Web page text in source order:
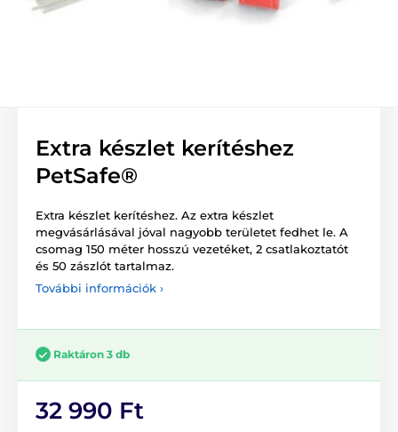
Extra készlet kerítéshez
PetSafe®
Extra készlet kerítéshez. Az extra készlet
megvásárlásával jóval nagyobb területet fedhet le. A
csomag 150 méter hosszú vezetéket, 2 csatlakoztatót
és 50 zászlót tartalmaz.
További információk ›
Raktáron 3 db
32 990 Ft